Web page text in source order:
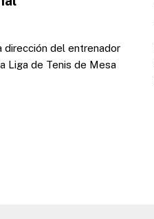
dirección del entrenador
Liga de Tenis de Mesa